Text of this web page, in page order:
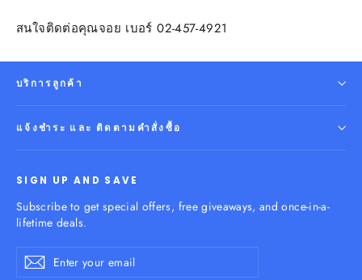
สนใจติดต่อคุณจอย เบอร์ 02-457-4921
บริการลูกค้า
แจ้งชำระ และ ติดตามคำสั่งซื้อ
SIGN UP AND SAVE
Subscribe to get special offers, free giveaways, and once-in-a-
lifetime deals.
Enter
your
Subscribe